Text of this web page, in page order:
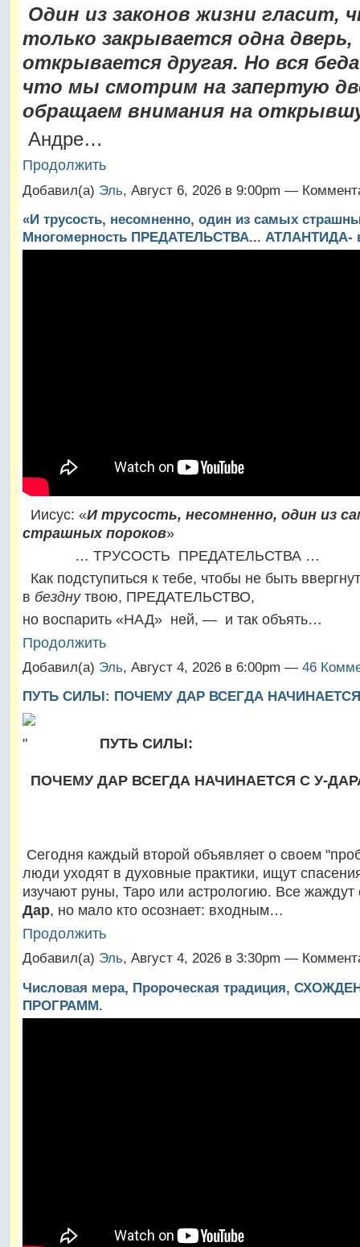
Один из законов жизни гласит,
только закрывается одна дверь,
открывается другая. Но вся
что мы смотрим на запертую
обращаем внимания на
Андре…
Продолжить
Добавил(а) Эль, Август 6, 2026 в 9:00pm —
«И трусость, несомненно, один из самых
Многомерность ПРЕДАТЕЛЬСТВА... АТЛАНТИДА-
Иисус: «И трусость, несомненно, один из
страшных пороков»
… ТРУСОСТЬ ПРЕДАТЕЛЬСТВА …
Как подступиться к тебе, чтобы не быть
в безднутвою, ПРЕДАТЕЛЬСТВО,
но воспарить «НАД» ней, — и так объять…
Продолжить
Добавил(а) Эль, Август 4, 2026 в 6:00pm — 46
ПУТЬ СИЛЫ: ПОЧЕМУ ДАР ВСЕГДА
" ПУТЬ СИЛЫ:
ПОЧЕМУ ДАР ВСЕГДА НАЧИНАЕТСЯ С У-
Сегодня каждый второй объявляет о своем
люди уходят в духовные практики, ищут
изучают руны, Таро или астрологию. Все жаждут
Дар, но мало кто осознает: входным…
Продолжить
Добавил(а) Эль, Август 4, 2026 в 3:30pm —
Числовая мера, Пророческая традиция,
ПРОГРАММ.